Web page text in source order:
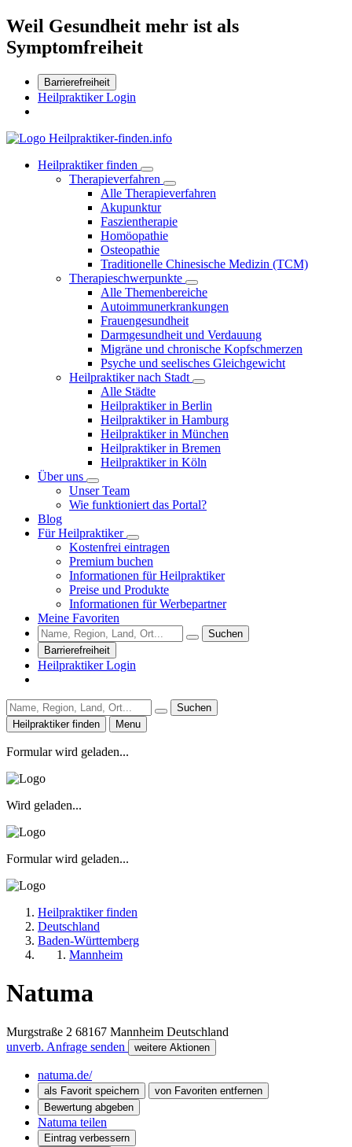
Weil Gesundheit mehr ist als
Symptomfreiheit
Barrierefreiheit
Heilpraktiker Login
Heilpraktiker finden
Therapieverfahren
Alle Therapieverfahren
Akupunktur
Faszientherapie
Homöopathie
Osteopathie
Traditionelle Chinesische Medizin (TCM)
Therapieschwerpunkte
Alle Themenbereiche
Autoimmunerkrankungen
Frauengesundheit
Darmgesundheit und Verdauung
Migräne und chronische Kopfschmerzen
Psyche und seelisches Gleichgewicht
Heilpraktiker nach Stadt
Alle Städte
Heilpraktiker in Berlin
Heilpraktiker in Hamburg
Heilpraktiker in München
Heilpraktiker in Bremen
Heilpraktiker in Köln
Über uns
Unser Team
Wie funktioniert das Portal?
Blog
Für Heilpraktiker
Kostenfrei eintragen
Premium buchen
Informationen für Heilpraktiker
Preise und Produkte
Informationen für Werbepartner
Meine Favoriten
Suchen
Barrierefreiheit
Heilpraktiker Login
Suchen
Heilpraktiker finden
Menu
Formular wird geladen...
Wird geladen...
Formular wird geladen...
Heilpraktiker finden
Deutschland
Baden-Württemberg
Mannheim
Natuma
Murgstraße 2 68167 Mannheim Deutschland
unverb. Anfrage senden
weitere Aktionen
natuma.de/
als Favorit speichern
von Favoriten entfernen
Bewertung abgeben
Natuma teilen
Eintrag verbessern